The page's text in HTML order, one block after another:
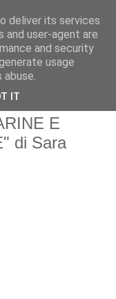
E
di Sara
deliver its services
and user-agent are
and security
usage
IT